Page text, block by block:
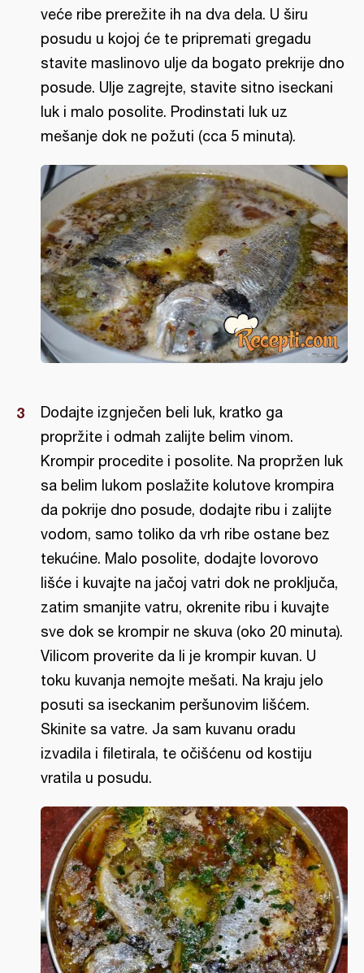
veće ribe prerežite ih na dva dela. U širu
posudu u kojoj će te pripremati gregadu
stavite maslinovo ulje da bogato prekrije dno
posude. Ulje zagrejte, stavite sitno iseckani
luk i malo posolite. Prodinstati luk uz
mešanje dok ne požuti (cca 5 minuta).
Dodajte izgnječen beli luk, kratko ga
propržite i odmah zalijte belim vinom.
Krompir procedite i posolite. Na propržen luk
sa belim lukom poslažite kolutove krompira
da pokrije dno posude, dodajte ribu i zalijte
vodom, samo toliko da vrh ribe ostane bez
tekućine. Malo posolite, dodajte lovorovo
lišće i kuvajte na jačoj vatri dok ne proključa,
zatim smanjite vatru, okrenite ribu i kuvajte
sve dok se krompir ne skuva (oko 20 minuta).
Vilicom proverite da li je krompir kuvan. U
toku kuvanja nemojte mešati. Na kraju jelo
posuti sa iseckanim peršunovim lišćem.
Skinite sa vatre. Ja sam kuvanu oradu
izvadila i filetirala, te očišćenu od kostiju
vratila u posudu.